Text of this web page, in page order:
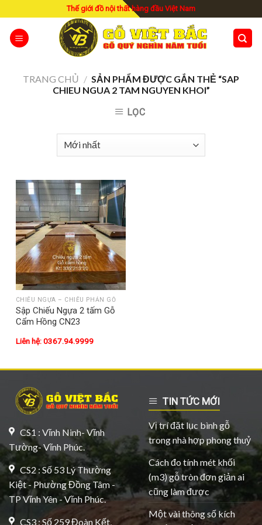
to
content
Thế giới đồ nội thất hàng đầu Việt Nam
TRANG CHỦ / SẢN PHẨM ĐƯỢC GẮN THẺ “SAP
CHIEU NGUA 2 TAM NGUYEN KHOI”
LỌC
CHIẾU NGỰA – CHIẾU PHẢN GỖ
Sập Chiếu Ngựa 2 tấm Gỗ
Cẩm Hồng CN23
Liên hệ: 0367.94.9999
CS1 : Vĩnh Ninh- Vĩnh
Tường- Vĩnh Phúc.
CS2 : Số 53 Lý Thường
Kiệt - Phường Đồng Tâm -
TP Vĩnh Yên - Vĩnh Phúc.
CS3 : Số 259 Đoàn Kết,
TIN TỨC MỚI
Vị trí đặt lục bình gỗ
trong nhà hợp phong thuỷ
Cách đo tính mét khối
(m3) gỗ tròn đơn giản ai
cũng làm được
Một vài thông số kích